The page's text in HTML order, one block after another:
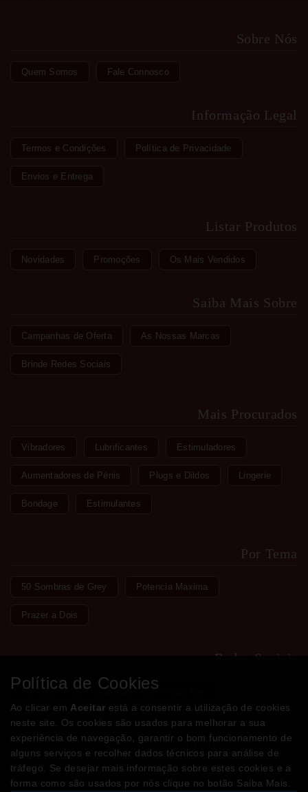
Sobre Nós
Quem Somos Fale Connosco
Informação Legal
Termos e Condições Política de Privacidade
Envios e Entrega
Listar Produtos
Novidades Promoções Os Mais Vendidos
Saiba Mais Sobre
Campanhas de Oferta As Nossas Marcas
Brinde Redes Sociais
Mais Procurados
Vibradores Lubrificantes Estimuladores
Aumentadores de Pénis Plugs e Dildos Lingerie
Bondage Estimulantes
Por Tema
50 Sombras de Grey Potencia Maxima
Prazer a Dois
Redes Sociais
Facebook Instagram
Métodos de Pagamento
Política de Cookies
Ao clicar em Aceitar está a consentir a utilização de cookies
neste site. Os cookies são usados para melhorar a sua
experiência de navegação, garantir o bom funcionamento de
alguns serviços e recolher dados técnicos para análise de
tráfego. Se desejar mais informação sobre estes cookies e a
forma como são usados por nós clique no botão Saiba Mais.